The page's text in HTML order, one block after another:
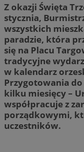
Z okazji Święta
stycznia,
wszystkich
paradzie, która
się na Placu
tradycyjne
w kalendarz
Przygotowania
kilku miesięcy –
współpracuje z
porządkowymi,
uczestników.